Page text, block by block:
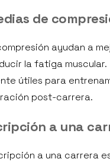
de
ayudan a
la fatiga muscular.
útiles para
post-carrera.
a una
a una carrera